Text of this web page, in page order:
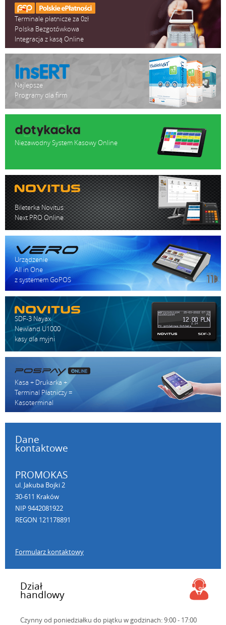
Terminale płatnicze za 0zł
Polska Bezgotówkowa
Integracja z kasą Online
Najlepsze
Programy dla firm
Niezawodny System Kasowy Online
Bileterka Novitus
Next PRO Online
Urządzenie
All in One
z systemem GoPOS
SDF-3 Nayax
Newland U1000
kasy dla myjni
Kasa + Drukarka +
Terminal Płatniczy =
Kasoterminal
Dane
kontaktowe
PROMOKAS
ul. Jakuba Bojki 2
30-611 Kraków
NIP 9442081922
REGON 121178891
Formularz kontaktowy
Dział
handlowy
Czynny od poniedziałku do piątku w godzinach: 9:00 - 17:00